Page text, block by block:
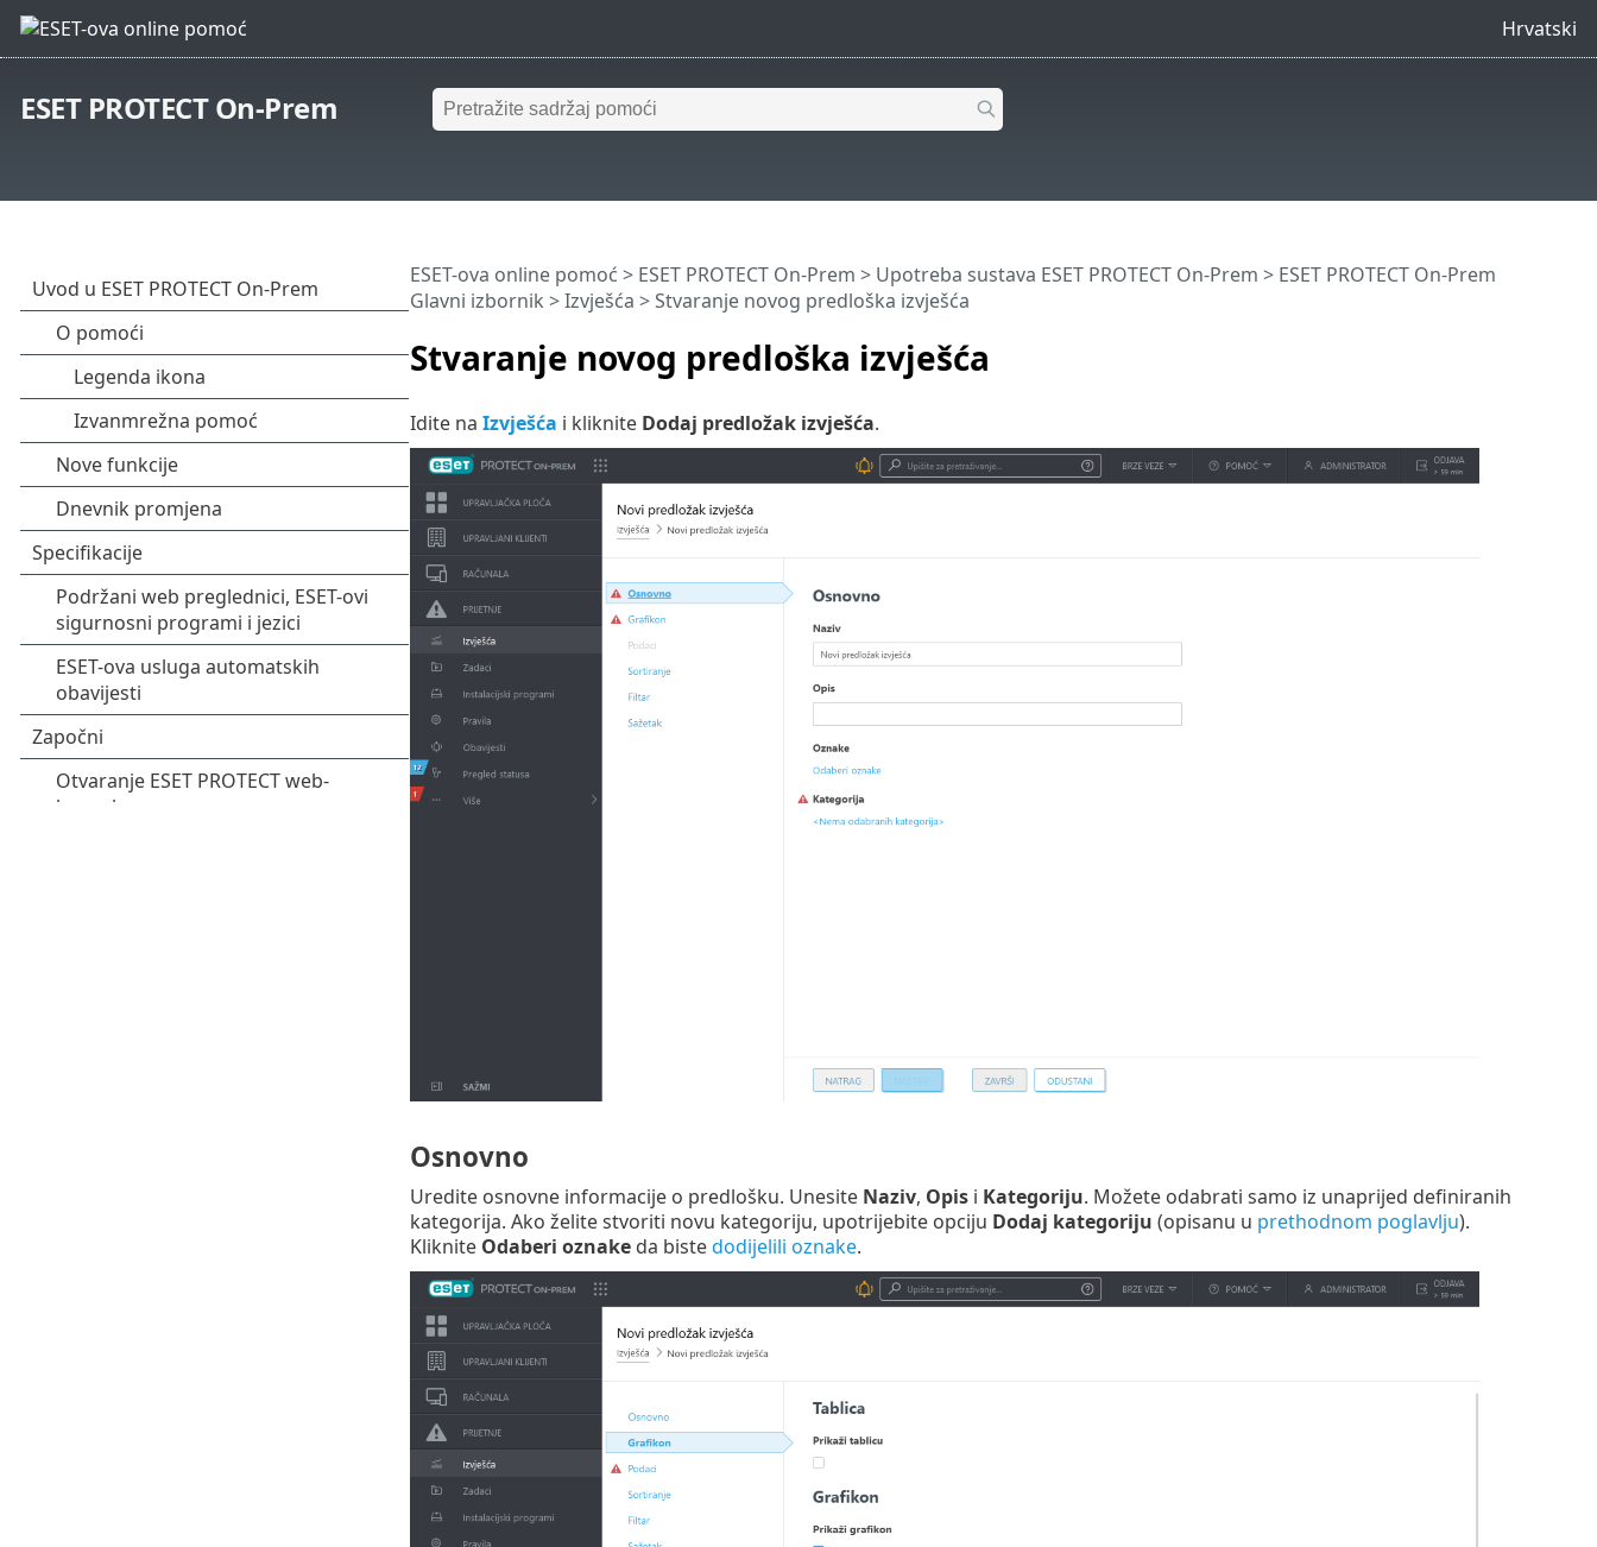
Hrvatski
ESET PROTECT On-Prem
Stvaranje novog predloška izvješća
ESET-ova online pomoć > ESET PROTECT On-Prem > Upotreba sustava ESET PROTECT On-Prem > ESET PROTECT On-Prem
Glavni izbornik >Izvješća > Stvaranje novog predloška izvješća
Idite na Izvješća i kliknite Dodaj predložak izvješća.
Osnovno
Uredite osnovne informacije o predlošku. Unesite Naziv, Opisi Kategoriju. Možete odabrati samo iz unaprijed definiranih
kategorija. Ako želite stvoriti novu kategoriju, upotrijebite opciju Dodaj kategoriju (opisanu u prethodnom poglavlju).
Kliknite Odaberi oznakeda bistedodijelili oznake.